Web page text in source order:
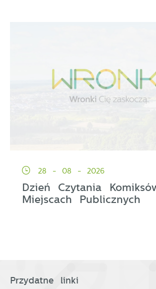
28 - 08 - 2026
Dzień Czytania
Miejscach Publicznych
Przydatne linki